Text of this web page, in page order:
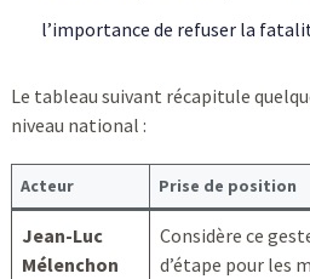
l’importance de refuser la
Le tableau suivant récapitule
niveau national :
Acteur Prise de position
Jean-Luc
Mélenchon
Considère ce
d’étape pour les